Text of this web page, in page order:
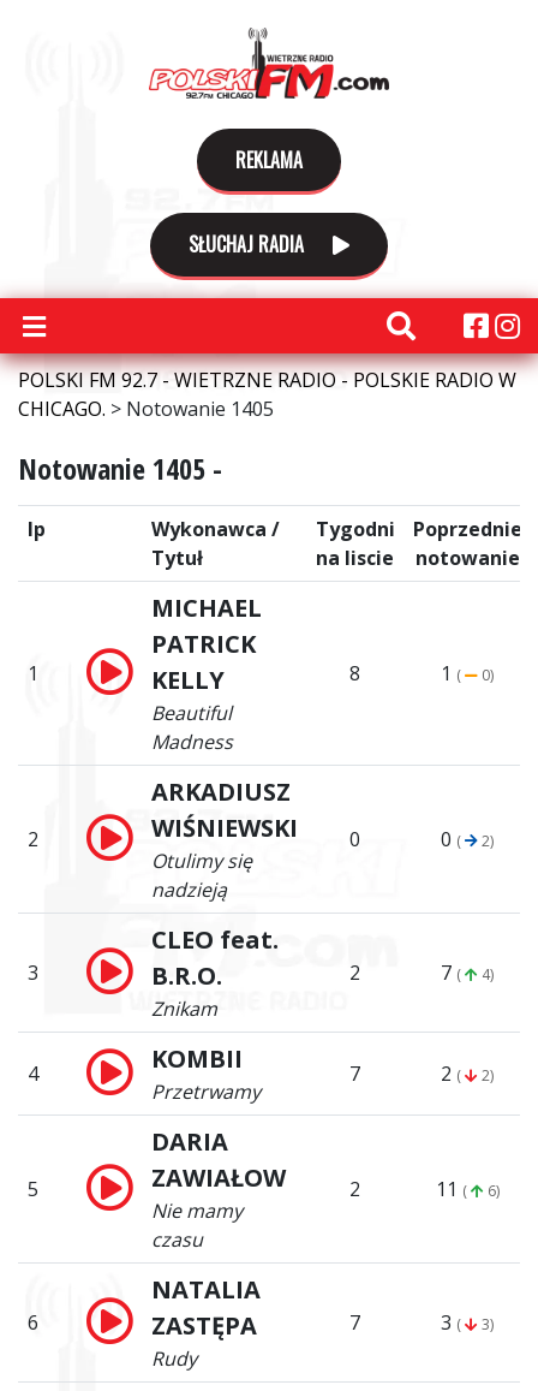
REKLAMA
SŁUCHAJ RADIA
POLSKI FM 92.7 - WIETRZNE RADIO - POLSKIE RADIO W
CHICAGO. > Notowanie 1405
Notowanie 1405 -
lp
Wykonawca /
Tytuł
Tygodni
na liscie
Poprzednie
notowanie
1
MICHAEL
PATRICK
KELLY
Beautiful
Madness
8 1 ( 0)
2
ARKADIUSZ
WIŚNIEWSKI
Otulimy się
nadzieją
0 0 ( 2)
3
CLEO feat.
B.R.O.
Znikam
2 7 ( 4)
4 KOMBII
Przetrwamy
7 2 ( 2)
5
DARIA
ZAWIAŁOW
Nie mamy
czasu
2 11 ( 6)
6
NATALIA
ZASTĘPA
Rudy
7 3 ( 3)